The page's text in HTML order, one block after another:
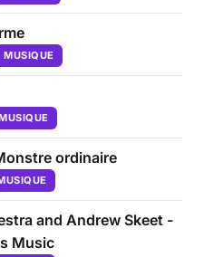
MUSIQUE
ordinaire
and Andrew Skeet -
Music